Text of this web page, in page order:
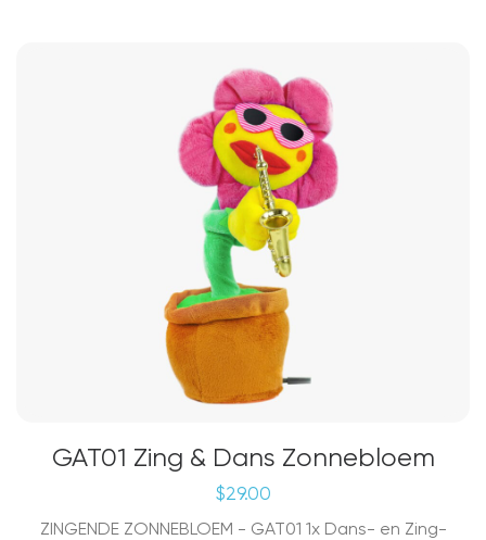
GAT01 Zing & Dans Zonnebloem
$29.00
ZINGENDE ZONNEBLOEM - GAT01 1x Dans- en Zing-